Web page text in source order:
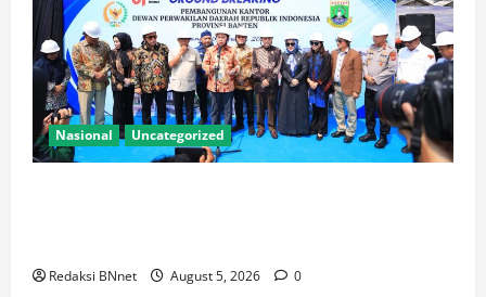
Nasional Uncategorized
Redaksi BNnet August 5, 2026 0